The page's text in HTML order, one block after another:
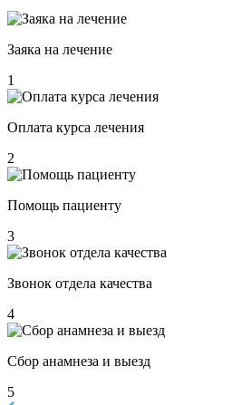
Заяка на лечение
1
Оплата курса лечения
2
Помощь пациенту
3
Звонок отдела качества
4
Сбор анамнеза и выезд
5